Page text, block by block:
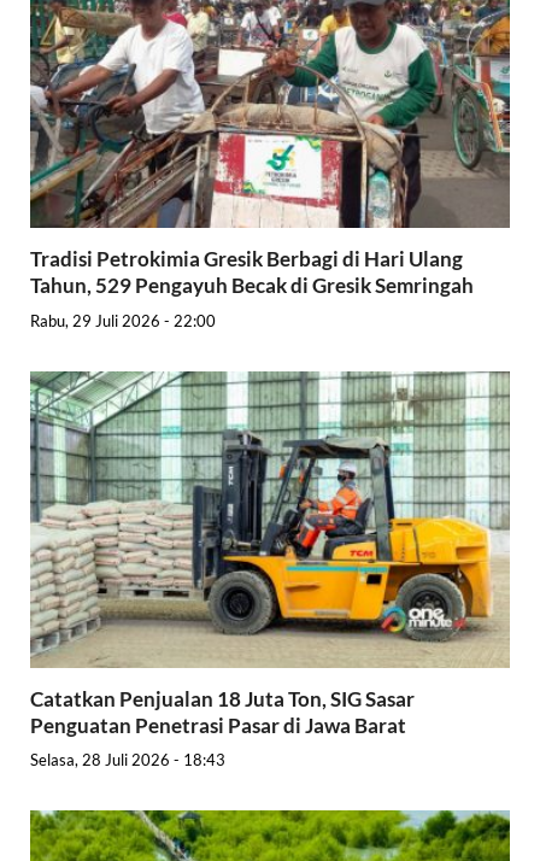
Tradisi Petrokimia Gresik Berbagi di Hari Ulang
Tahun, 529 Pengayuh Becak di Gresik Semringah
Rabu, 29 Juli 2026 - 22:00
Catatkan Penjualan 18 Juta Ton, SIG Sasar
Penguatan Penetrasi Pasar di Jawa Barat
Selasa, 28 Juli 2026 - 18:43